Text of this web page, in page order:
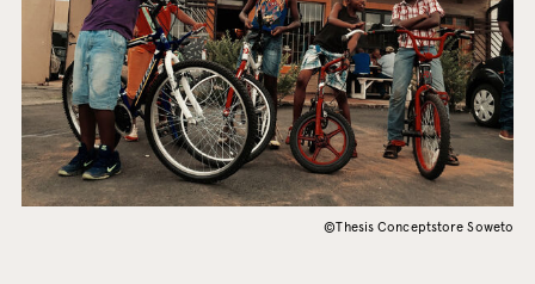
©Thesis Conceptstore Soweto